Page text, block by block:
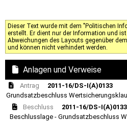
Dieser Text wurde mit dem "Politischen
erstellt. Er dient nur der Information und
Abweichungen des Layouts gegenüber
und können nicht verhindert werden.
Anlagen und Verweise
Antrag
2011-16/DS-I(A)0133
Grundsatzbeschluss
Beschluss
2011-16/DS-I(A)0133
Beschlusslage - Grundsatzbeschluss